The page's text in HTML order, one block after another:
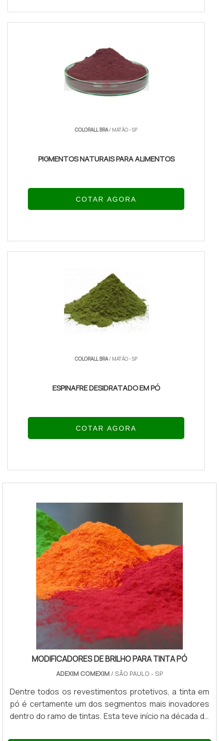
COLORALL BRA/ MATÃO - SP
PIGMENTOS NATURAIS PARA ALIMENTOS
COTAR AGORA
COLORALL BRA/ MATÃO - SP
ESPINAFRE DESIDRATADO EM PÓ
COTAR AGORA
MODIFICADORES DE BRILHO PARA TINTA PÓ
ADEXIM COMEXIM / SÃO PAULO - SP
Dentre todos os revestimentos protetivos, a tinta em
pó é certamente um dos segmentos mais inovadores
dentro do ramo de tintas. Esta teve início na década de